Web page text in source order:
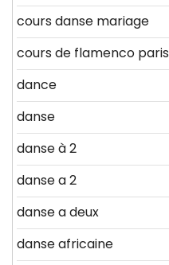
cours danse mariage
cours de flamenco paris
dance
danse
danse à 2
danse a 2
danse a deux
danse africaine